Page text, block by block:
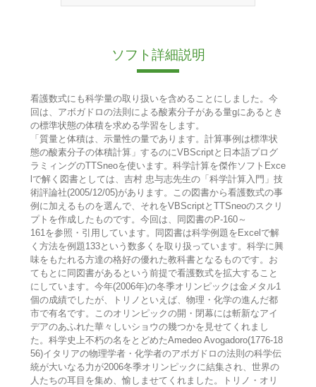
ソフト詳細説明
看護数式にも科学量の取り扱いを含めることにしました。今
回は、アボガドロの法則による酸素分子がある量gにあるとき
の標準状態の体積を求める学習をします。
「質量と体積は、示量性の量であります。計算事例は標準状
態の酸素分子の体積計算」するのにVBScriptと日本語プログ
ラミィングのTTSneoを使います。科学計算を傑作ソフトExce
lで解く図書としては、吉村 忠与志先生の「科学計算入門」技
術評論社(2005/12/05)があります。この図書から看護数式の事
例に加えるものを選んで、それをVBScriptとTTSneoのスクリ
プトを作成したものです。今回は、同図書のP-160～
161を参照・引用しています。同図書は科学例題をExcelで解
く方法を例題133という数多くを取り扱っています。科学に興
味をもたれる方達の格好の優れた教科書となるものです。お
てもとに同図書があるという前提で看護数式を拡大すること
にしています。今年(2006年)の冬季オリンピックは金メタル1
個の成績でしたが、トリノといえば、物理・化学の進んだ都
市で有名です。このオリンピックの開・閉幕には斬新なアイ
デアのあふれた華々しいショウの幾つかを見せてくれまし
た。科学史上不朽の名をとどめたAmedeo Avogadoro(1776-18
56)イタリアの物理学者・化学者のアボガドロの法則の科学伝
統が大いなる力が2006冬季オリンピックに結集され、世界の
人たちの耳目を集め、愉しませてくれました。トリノ・オリ